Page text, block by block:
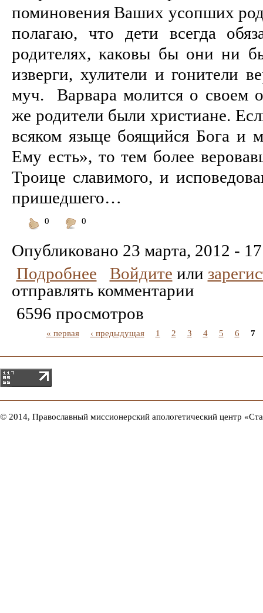
поминовения Ваших усопших
полагаю, что дети всегда
родителях, каковы бы они ни
изверги, хулители и гонители
муч. Варвара молится о своем
же родители были христиане.
всяком языце боящийся Бога и
Ему есть», то тем более
Троице славимого, и
пришедшего…
0
0
Опубликовано 23 марта, 2012 -
Подробнее
Войдите или
отправлять комментарии
6596 просмотров
« первая ‹ предыдущая 1 2 3 4 5 6 7
© 2014, Православный миссионерский апологетический центр